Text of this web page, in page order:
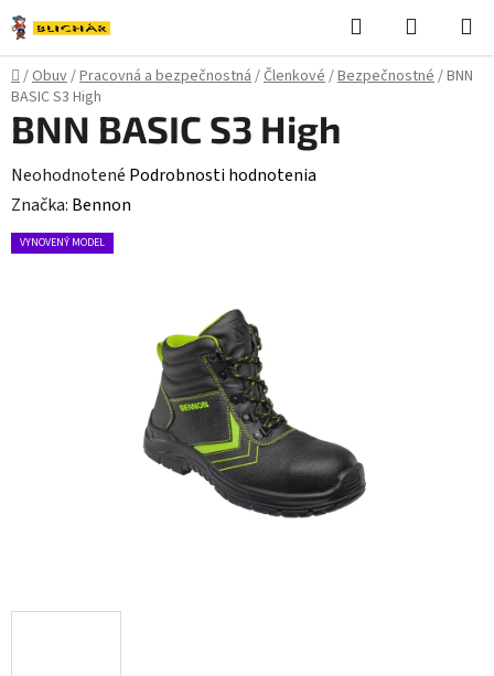
Prejsť
na
obsah
Hľadať
KOŠÍK
Domov
/Obuv/Pracovná a bezpečnostná/Členkové/Bezpečnostné/BNN
BASIC S3 High
BNN BASIC S3 High
Priemerné
hodnotenie
produktu
Neohodnotené Podrobnosti hodnotenia
Značka: Bennon
VYNOVENÝ MODEL